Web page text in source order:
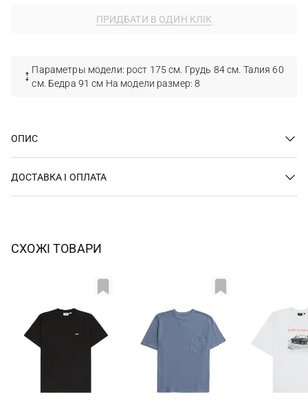
ПРИДБАТИ В ОДИН КЛІК
Параметры модели: рост 175 см. Грудь 84 см. Талия 60
см. Бедра 91 см На модели размер: 8
ОПИС
ДОСТАВКА І ОПЛАТА
СХОЖІ ТОВАРИ